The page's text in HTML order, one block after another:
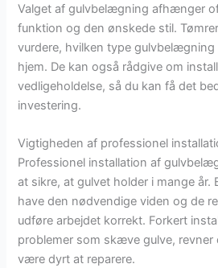
Valget af gulvbelægning afhænger
funktion og den ønskede stil.
vurdere, hvilken type
hjem. De kan også rådgive om
vedligeholdelse, så du kan få det
investering.
Vigtigheden af professionel
Professionel installation af
at sikre, at gulvet holder i mange år.
have den nødvendige viden og de
udføre arbejdet korrekt. Forkert
problemer som skæve gulve, revner
være dyrt at reparere.